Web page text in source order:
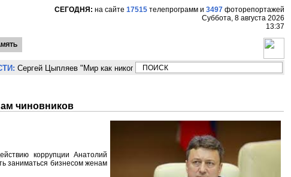
СЕГОДНЯ: на сайте 17515 телепрограмм и 3497 фоторепортажей
Суббота, 8 августа 2026
13:37
Сергей Цыпляев "Мир как никогда близко стоит к угрозе третьей мировой
чиновников
коррупции Анатолий
заниматься бизнесом женам